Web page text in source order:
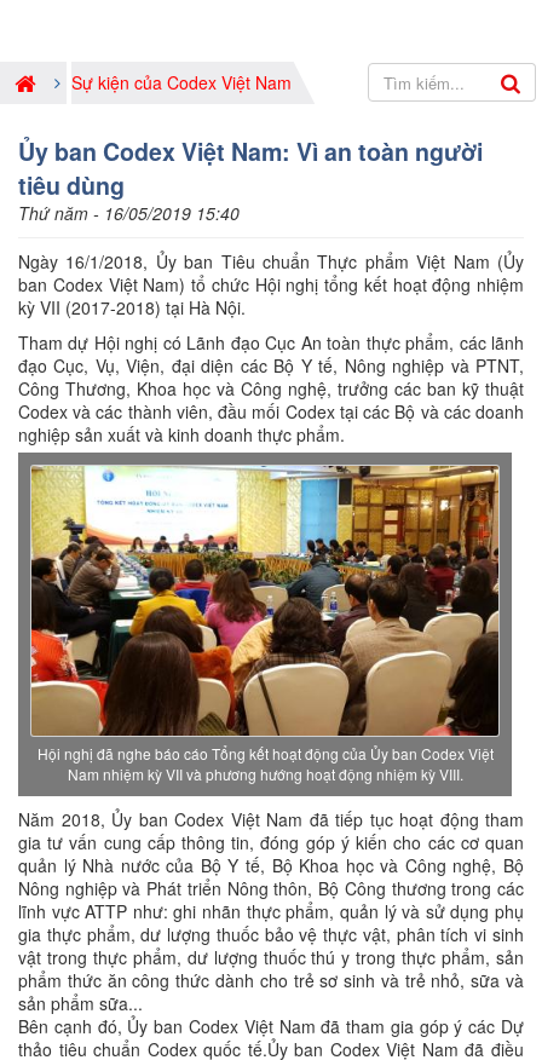
Sự kiện của Codex Việt Nam
Ủy ban Codex Việt Nam: Vì an toàn người
tiêu dùng
Thứ năm - 16/05/2019 15:40
Ngày 16/1/2018, Ủy ban Tiêu chuẩn Thực phẩm Việt Nam (Ủy
ban Codex Việt Nam) tổ chức Hội nghị tổng kết hoạt động nhiệm
kỳ VII (2017-2018) tại Hà Nội.
Tham dự Hội nghị có Lãnh đạo Cục An toàn thực phẩm, các lãnh
đạo Cục, Vụ, Viện, đại diện các Bộ Y tế, Nông nghiệp và PTNT,
Công Thương, Khoa học và Công nghệ, trưởng các ban kỹ thuật
Codex và các thành viên, đầu mối Codex tại các Bộ và các doanh
nghiệp sản xuất và kinh doanh thực phẩm.
Hội nghị đã nghe báo cáo Tổng kết hoạt động của Ủy ban Codex Việt
Nam nhiệm kỳ VII và phương hướng hoạt động nhiệm kỳ VIII.
Năm 2018, Ủy ban Codex Việt Nam đã tiếp tục hoạt động tham
gia tư vấn cung cấp thông tin, đóng góp ý kiến cho các cơ quan
quản lý Nhà nước của Bộ Y tế, Bộ Khoa học và Công nghệ, Bộ
Nông nghiệp và Phát triển Nông thôn, Bộ Công thương trong các
lĩnh vực ATTP như: ghi nhãn thực phẩm, quản lý và sử dụng phụ
gia thực phẩm, dư lượng thuốc bảo vệ thực vật, phân tích vi sinh
vật trong thực phẩm, dư lượng thuốc thú y trong thực phẩm, sản
phẩm thức ăn công thức dành cho trẻ sơ sinh và trẻ nhỏ, sữa và
sản phẩm sữa...
Bên cạnh đó, Ủy ban Codex Việt Nam đã tham gia góp ý các Dự
thảo tiêu chuẩn Codex quốc tế.Ủy ban Codex Việt Nam đã điều